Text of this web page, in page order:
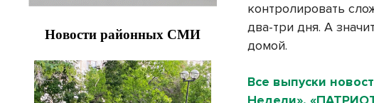
контролировать
два-три дня. А
домой.
Все выпуски